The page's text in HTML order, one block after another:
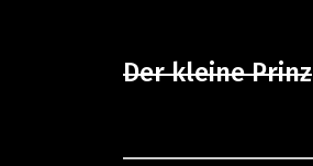
Der kleine Prinz